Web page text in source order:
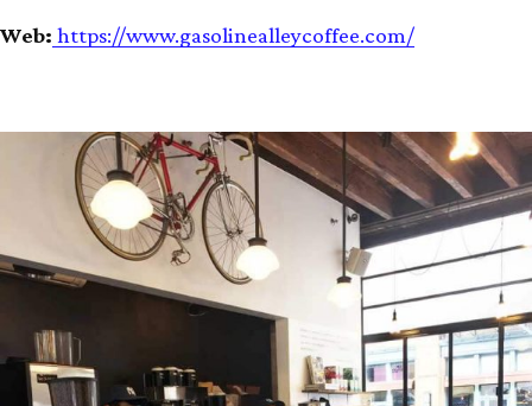
Web: https://www.gasolinealleycoffee.com/